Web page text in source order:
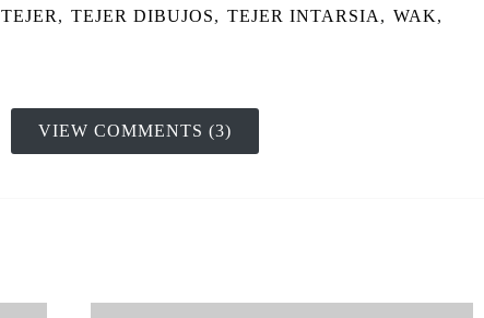
TEJER , TEJER DIBUJOS, TEJER INTARSIA , WAK,
VIEW COMMENTS (3)